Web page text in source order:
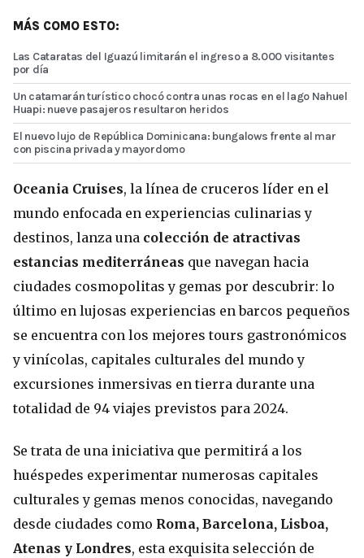
MÁS COMO ESTO:
Las Cataratas del Iguazú limitarán el ingreso a 8.000 visitantes
por día
Un catamarán turístico chocó contra unas rocas en el lago Nahuel
Huapi: nueve pasajeros resultaron heridos
El nuevo lujo de República Dominicana: bungalows frente al mar
con piscina privada y mayordomo
Oceania Cruises, la línea de cruceros líder en el
mundo enfocada en experiencias culinarias y
destinos, lanza una colección de atractivas
estancias mediterráneas que navegan hacia
ciudades cosmopolitas y gemas por descubrir: lo
último en lujosas experiencias en barcos pequeños
se encuentra con los mejores tours gastronómicos
y vinícolas, capitales culturales del mundo y
excursiones inmersivas en tierra durante una
totalidad de 94 viajes previstos para 2024.
Se trata de una iniciativa que permitirá a los
huéspedes experimentar numerosas capitales
culturales y gemas menos conocidas, navegando
desde ciudades como Roma, Barcelona, Lisboa,
Atenas y Londres, esta exquisita selección de